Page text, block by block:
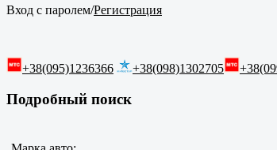
Вход с паролем/Регистрация
+38(095)1236366 +38(098)1302705
Подробный поиск